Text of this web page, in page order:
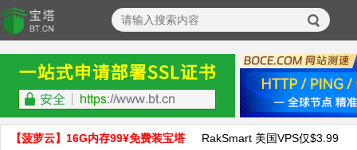
【菠萝云】16G内存99¥免费装宝塔
RakSmart 美国VPS仅$3.99